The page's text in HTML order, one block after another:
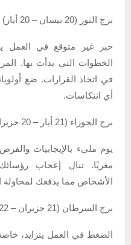
برج الثور (20 نيسان – 20 أيار)
خبر غير متوقع في العمل
الخطوات التي بدأت بها.
في اتخاذ القرارات. ضع
أي انتكاسات.
برج الجوزاء (21 أيار – 20 حزيران)
يوم مليء بالإيجابيات
مغريًا. تنال إعجاب
الأشخاص مما يدفعك لمحاولة
برج السرطان (21 حزيران – 22 تموز)
الضغط في العمل يتزايد،